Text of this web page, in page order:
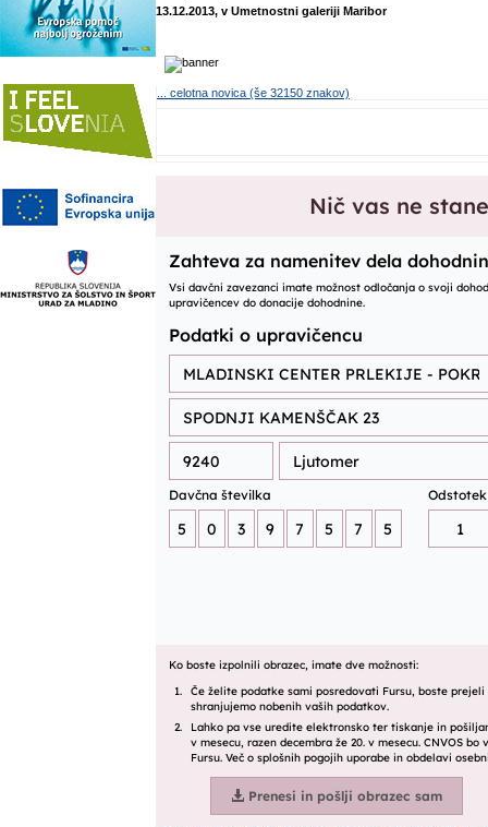
13.12.2013, v Umetnostni galeriji Maribor
... celotna novica (še 32150 znakov)